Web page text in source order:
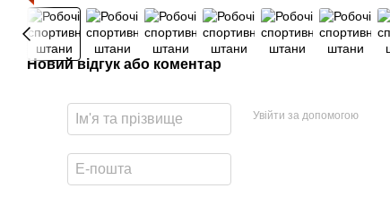
Новий відгук або коментар
Увійти за допомогою